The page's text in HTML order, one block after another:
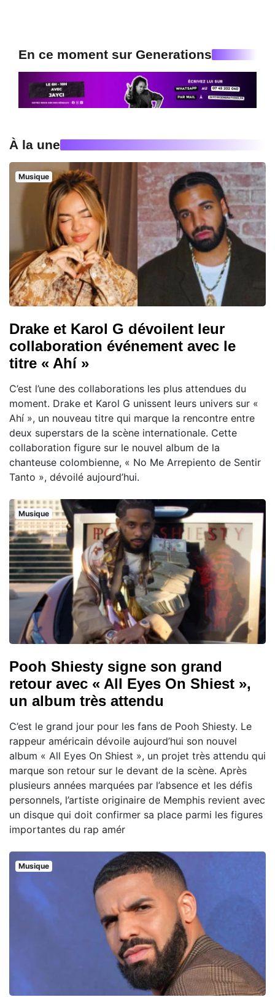
En ce moment sur Generations
À la une
Musique
Drake et Karol G dévoilent leur
collaboration événement avec le
titre « Ahí »
C’est l’une des collaborations les plus attendues du
moment. Drake et Karol G unissent leurs univers sur «
Ahí », un nouveau titre qui marque la rencontre entre
deux superstars de la scène internationale. Cette
collaboration figure sur le nouvel album de la
chanteuse colombienne, « No Me Arrepiento de Sentir
Tanto », dévoilé aujourd’hui.
Musique
Pooh Shiesty signe son grand
retour avec « All Eyes On Shiest »,
un album très attendu
C’est le grand jour pour les fans de Pooh Shiesty. Le
rappeur américain dévoile aujourd’hui son nouvel
album « All Eyes On Shiest », un projet très attendu qui
marque son retour sur le devant de la scène. Après
plusieurs années marquées par l’absence et les défis
personnels, l’artiste originaire de Memphis revient avec
un disque qui doit confirmer sa place parmi les figures
importantes du rap amér
Musique